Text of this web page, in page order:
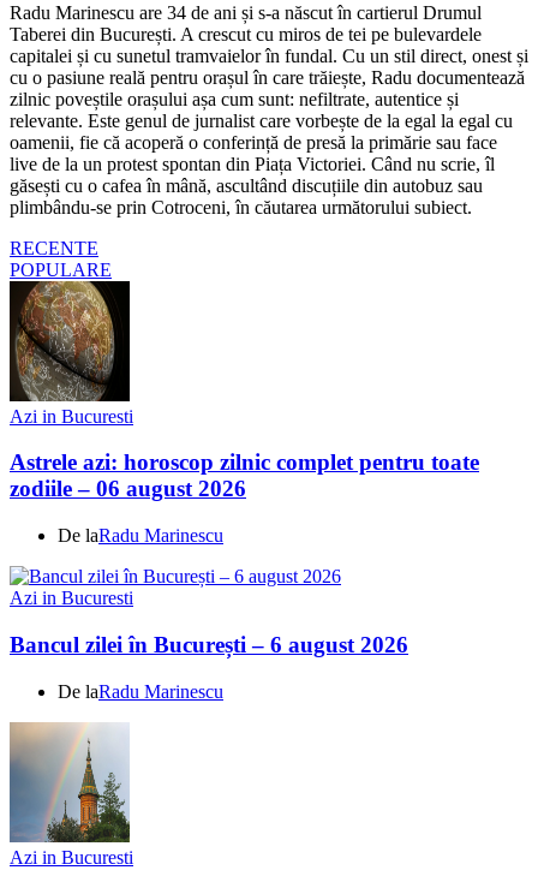
Radu Marinescu are 34 de ani și s-a născut în cartierul Drumul
Taberei din București. A crescut cu miros de tei pe bulevardele
capitalei și cu sunetul tramvaielor în fundal. Cu un stil direct, onest și
cu o pasiune reală pentru orașul în care trăiește, Radu documentează
zilnic poveștile orașului așa cum sunt: nefiltrate, autentice și
relevante. Este genul de jurnalist care vorbește de la egal la egal cu
oamenii, fie că acoperă o conferință de presă la primărie sau face
live de la un protest spontan din Piața Victoriei. Când nu scrie, îl
găsești cu o cafea în mână, ascultând discuțiile din autobuz sau
plimbându-se prin Cotroceni, în căutarea următorului subiect.
RECENTE
POPULARE
Azi in Bucuresti
Astrele azi: horoscop zilnic complet pentru toate
zodiile – 06 august 2026
De laRadu Marinescu
Azi in Bucuresti
Bancul zilei în București – 6 august 2026
De laRadu Marinescu
Azi in Bucuresti